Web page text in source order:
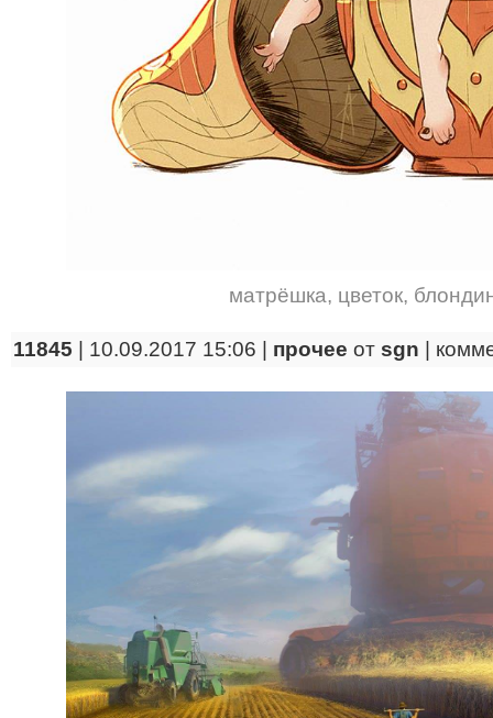
матрёшка, цветок,
11845 | 10.09.2017 15:06 | прочее от sgn